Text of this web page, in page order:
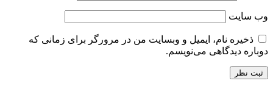
وب‌ سایت
ذخیره نام، ایمیل و وبسایت من در مرورگر برای زمانی که
دوباره دیدگاهی می‌نویسم.